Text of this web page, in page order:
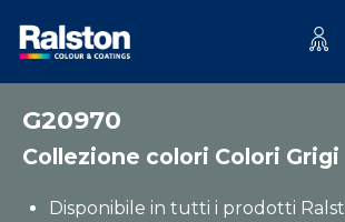
G20970
Collezione colori Colori Grigi
Disponibile in tutti i prodotti